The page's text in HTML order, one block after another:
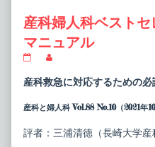
tagged
産科婦人科ベスト
マニュアル
婦
人
ベ
ト
posts
by
author
産
産科救急に対応するための必
産科と婦人科 Vol.88 No.10（2021年
評者：三浦清徳（長崎大学産